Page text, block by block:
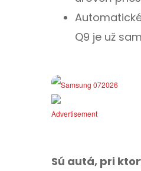
Q9 je už
Sú autá, pri